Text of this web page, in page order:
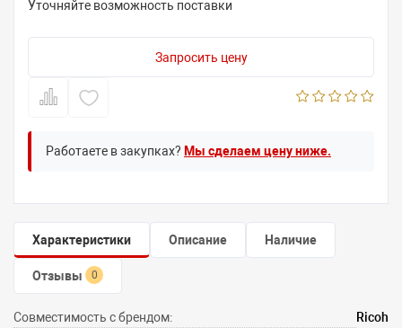
Уточняйте возможность поставки
Запросить цену
Работаете в закупках? Мы сделаем цену ниже.
Характеристики Описание Наличие
Отзывы 0
Совместимость с брендом: Ricoh